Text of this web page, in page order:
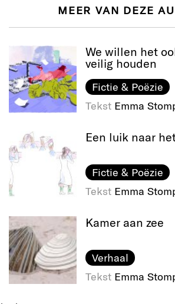
MEER VAN DEZE
We willen het
veilig houden
Fictie & Poëzie
Tekst Emma
Een luik naar
Fictie & Poëzie
Tekst Emma
Kamer aan zee
Verhaal
Tekst Emma